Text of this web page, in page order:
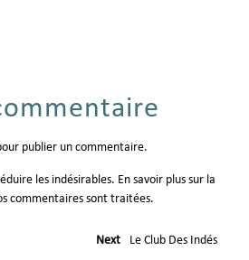
publier un commentaire.
les indésirables. En savoir plus sur la
commentaires sont traitées.
Next Le Club Des Indés